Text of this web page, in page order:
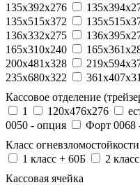
135x392x276
135x515x372
136x332x275
165x310x240
200x481x328
235x680x322
Кассовое отделение
1
120х476х276
0050 - опция
Форт 0068
Класс огневзломостойкости
1 класс + 60Б
2
Кассовая ячейка